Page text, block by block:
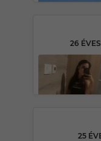
26
25